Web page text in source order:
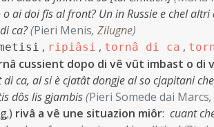
o ai doi fîs al front? Un in Russie e chel
ca?(Pieri Menis, Zilugne)
, ripiâsi , tornâ di ca ,
cussient dopo di vê vût imbast o di
di ca, al si è cjatât dongje al so cjapitani
dôs lis gjambis(Pieri Somede dai Marcs,
) rivâ a vê une situazion miôr: cuant